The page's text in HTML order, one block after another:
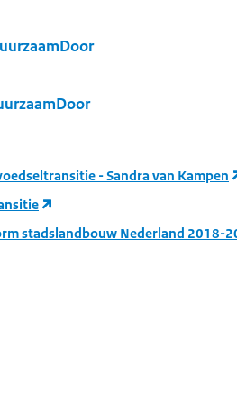
- Sandra van Kampen
stadslandbouw Nederland 2018-